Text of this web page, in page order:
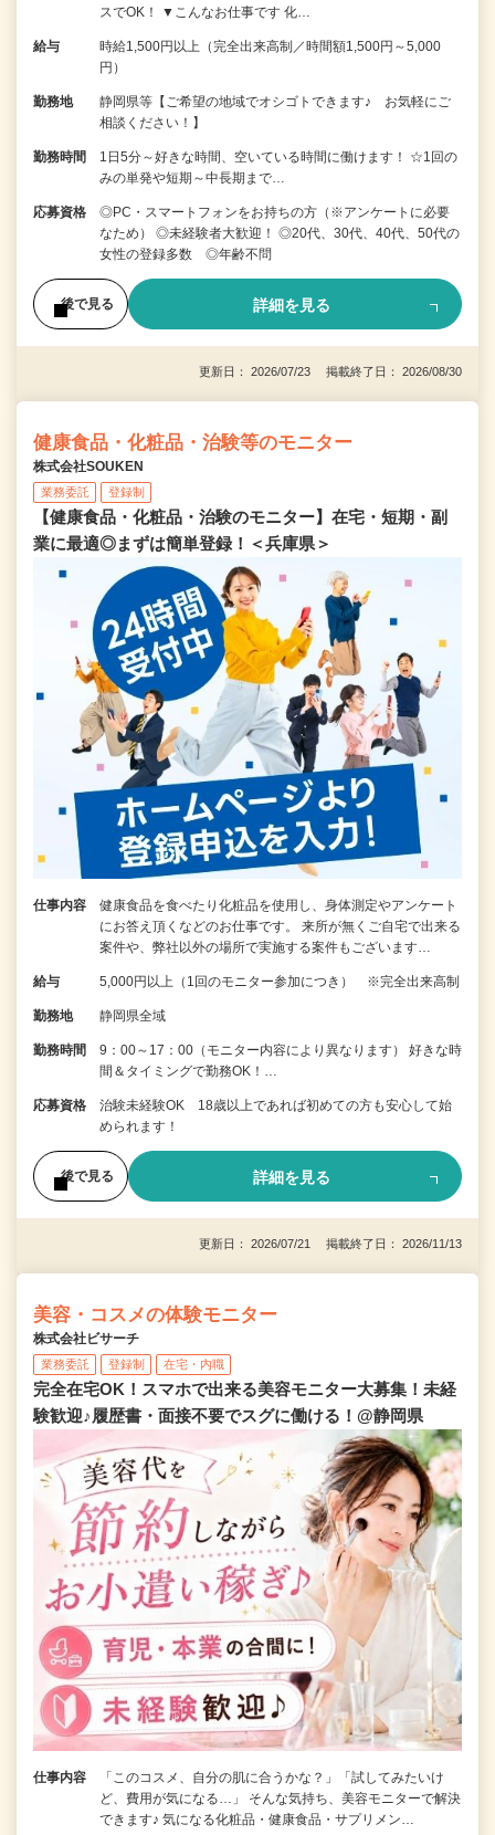
スでOK！ ▼こんなお仕事です 化…
給与
時給1,500円以上（完全出来高制／時間額1,500円～5,000
円）
勤務地
静岡県等【ご希望の地域でオシゴトできます♪ お気軽にご
相談ください！】
勤務時間
1日5分～好きな時間、空いている時間に働けます！ ☆1回の
みの単発や短期～中長期まで…
応募資格
◎PC・スマートフォンをお持ちの方（※アンケートに必要
なため） ◎未経験者大歓迎！ ◎20代、30代、40代、50代の
女性の登録多数 ◎年齢不問
後で見る 詳細を見る
更新日： 2026/07/23 掲載終了日： 2026/08/30
健康食品・化粧品・治験等のモニター
株式会社SOUKEN
業務委託 登録制
【健康食品・化粧品・治験のモニター】在宅・短期・副
業に最適◎まずは簡単登録！＜兵庫県＞
仕事内容
健康食品を食べたり化粧品を使用し、身体測定やアンケート
にお答え頂くなどのお仕事です。 来所が無くご自宅で出来る
案件や、弊社以外の場所で実施する案件もございます…
給与 5,000円以上（1回のモニター参加につき） ※完全出来高制
勤務地 静岡県全域
勤務時間
9：00～17：00（モニター内容により異なります） 好きな時
間＆タイミングで勤務OK！…
応募資格
治験未経験OK 18歳以上であれば初めての方も安心して始
められます！
後で見る 詳細を見る
更新日： 2026/07/21 掲載終了日： 2026/11/13
美容・コスメの体験モニター
株式会社ビサーチ
業務委託 登録制 在宅・内職
完全在宅OK！スマホで出来る美容モニター大募集！未経
験歓迎♪履歴書・面接不要でスグに働ける！@静岡県
仕事内容
「このコスメ、自分の肌に合うかな？」「試してみたいけ
ど、費用が気になる…」 そんな気持ち、美容モニターで解決
できます♪ 気になる化粧品・健康食品・サプリメン…